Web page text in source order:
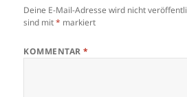
Deine E-Mail-Adresse wird nicht
sind mit* markiert
KOMMENTAR*